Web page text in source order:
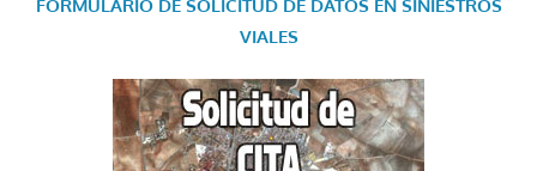
FORMULARIO DE SOLICITUD DE DATOS EN SINIESTROS
VIALES